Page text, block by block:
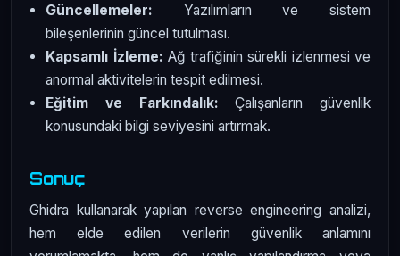
Güncellemeler: Yazılımların ve sistem
bileşenlerinin güncel tutulması.
Kapsamlı İzleme: Ağ trafiğinin sürekli izlenmesi ve
anormal aktivitelerin tespit edilmesi.
Eğitim ve Farkındalık: Çalışanların güvenlik
konusundaki bilgi seviyesini artırmak.
Sonuç
Ghidra kullanarak yapılan reverse engineering analizi,
hem elde edilen verilerin güvenlik anlamını